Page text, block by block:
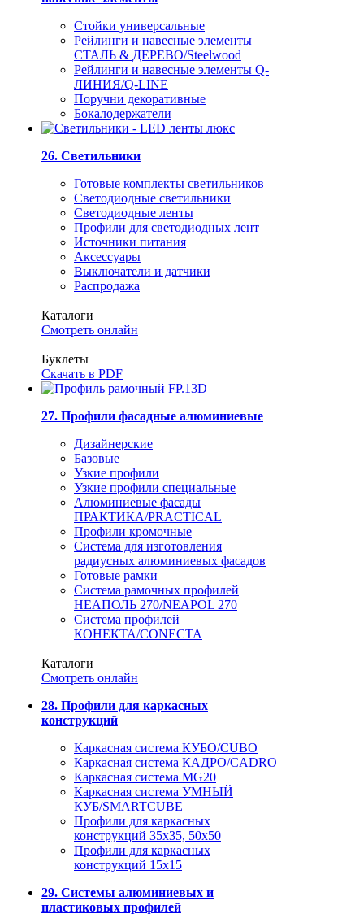
Стойки универсальные
Рейлинги и навесные элементы
СТАЛЬ & ДЕРЕВО/Steelwood
Рейлинги и навесные элементы Q-
ЛИНИЯ/Q-LINE
Поручни декоративные
Бокалодержатели
26. Светильники
Готовые комплекты светильников
Светодиодные светильники
Светодиодные ленты
Профили для светодиодных лент
Источники питания
Аксессуары
Выключатели и датчики
Распродажа
Каталоги
Смотреть онлайн
Буклеты
Скачать в PDF
27. Профили фасадные алюминиевые
Дизайнерские
Базовые
Узкие профили
Узкие профили специальные
Алюминиевые фасады
ПРАКТИКА/PRACTICAL
Профили кромочные
Система для изготовления
радиусных алюминиевых фасадов
Готовые рамки
Система рамочных профилей
НЕАПОЛЬ 270/NEAPOL 270
Система профилей
КОНЕКТА/CONECTA
Каталоги
Смотреть онлайн
28. Профили для каркасных
конструкций
Каркасная система КУБО/CUBO
Каркасная система КАДРО/CADRO
Каркасная система MG20
Каркасная система УМНЫЙ
КУБ/SMARTCUBE
Профили для каркасных
конструкций 35x35, 50x50
Профили для каркасных
конструкций 15х15
29. Системы алюминиевых и
пластиковых профилей